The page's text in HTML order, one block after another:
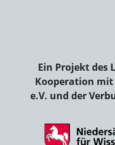
Ein Projekt des
Kooperation mit
e.V. und der